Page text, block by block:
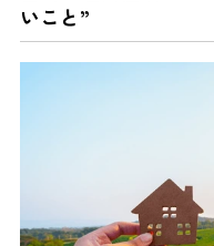
いこと”